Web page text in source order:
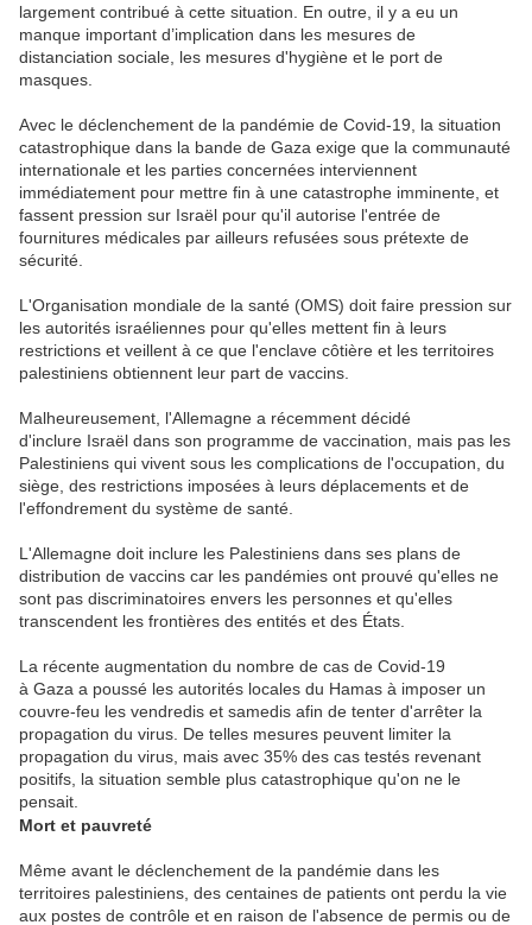
largement contribué à cette situation. En outre, il y a eu un
manque important d’implication dans les mesures de
distanciation sociale, les mesures d'hygiène et le port de
masques.
Avec le déclenchement de la pandémie de Covid-19, la situation
catastrophique dans la bande de Gaza exige que la communauté
internationale et les parties concernées interviennent
immédiatement pour mettre fin à une catastrophe imminente, et
fassent pression sur Israël pour qu'il autorise l'entrée de
fournitures médicales par ailleurs refusées sous prétexte de
sécurité.
L'Organisation mondiale de la santé (OMS) doit faire pression sur
les autorités israéliennes pour qu'elles mettent fin à leurs
restrictions et veillent à ce que l'enclave côtière et les territoires
palestiniens obtiennent leur part de vaccins.
Malheureusement, l'Allemagne a récemment décidé
d'inclure Israël dans son programme de vaccination, mais pas les
Palestiniens qui vivent sous les complications de l'occupation, du
siège, des restrictions imposées à leurs déplacements et de
l'effondrement du système de santé.
L'Allemagne doit inclure les Palestiniens dans ses plans de
distribution de vaccins car les pandémies ont prouvé qu'elles ne
sont pas discriminatoires envers les personnes et qu'elles
transcendent les frontières des entités et des États.
La récente augmentation du nombre de cas de Covid-19
à Gaza a poussé les autorités locales du Hamas à imposer un
couvre-feu les vendredis et samedis afin de tenter d'arrêter la
propagation du virus. De telles mesures peuvent limiter la
propagation du virus, mais avec 35% des cas testés revenant
positifs, la situation semble plus catastrophique qu'on ne le
pensait.
Mort et pauvreté
Même avant le déclenchement de la pandémie dans les
territoires palestiniens, des centaines de patients ont perdu la vie
aux postes de contrôle et en raison de l'absence de permis ou de